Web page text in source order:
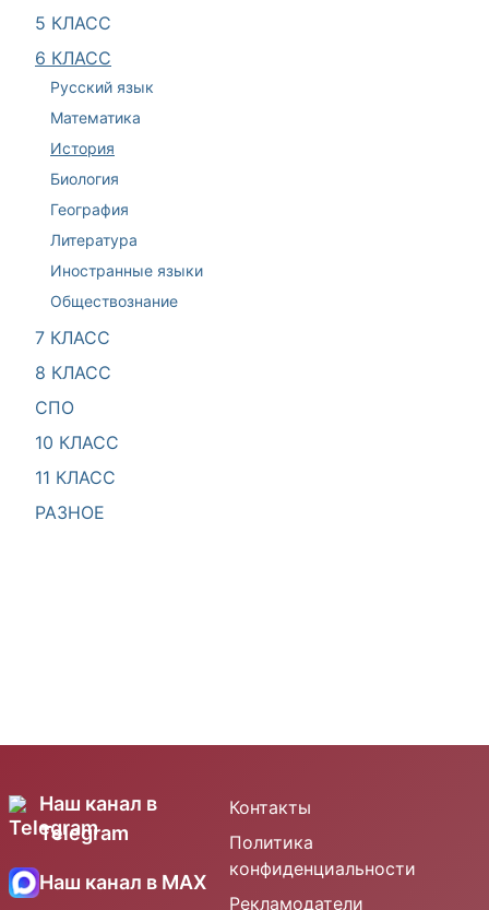
5 КЛАСС
6 КЛАСС
Русский язык
Математика
История
Биология
География
Литература
Иностранные языки
Обществознание
7 КЛАСС
8 КЛАСС
СПО
10 КЛАСС
11 КЛАСС
РАЗНОЕ
Наш канал в
Telegram
Наш канал в MAX
Контакты
Политика
конфиденциальности
Рекламодатели